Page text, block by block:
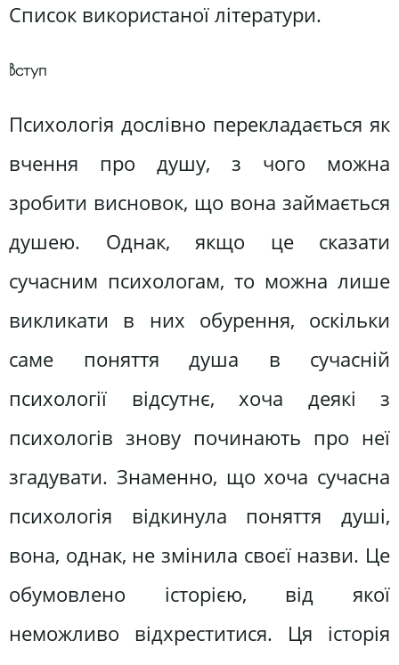
Список використаної літератури.
Вступ
Психологія дослівно перекладається як
вчення про душу, з чого можна
зробити висновок, що вона займається
душею. Однак, якщо це сказати
сучасним психологам, то можна лише
викликати в них обурення, оскільки
саме поняття душа в сучасній
психології відсутнє, хоча деякі з
психологів знову починають про неї
згадувати. Знаменно, що хоча сучасна
психологія відкинула поняття душі,
вона, однак, не змінила своєї назви. Це
обумовлено історією, від якої
неможливо відхреститися. Ця історія